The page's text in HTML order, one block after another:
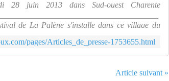
28 juin 2013 dans Sud-ouest Charente
de La Palène s'installe dans ce village du
de Mareuil, village viticole à portée de
pages/Articles_de_presse-1753655.html
Article suivant »